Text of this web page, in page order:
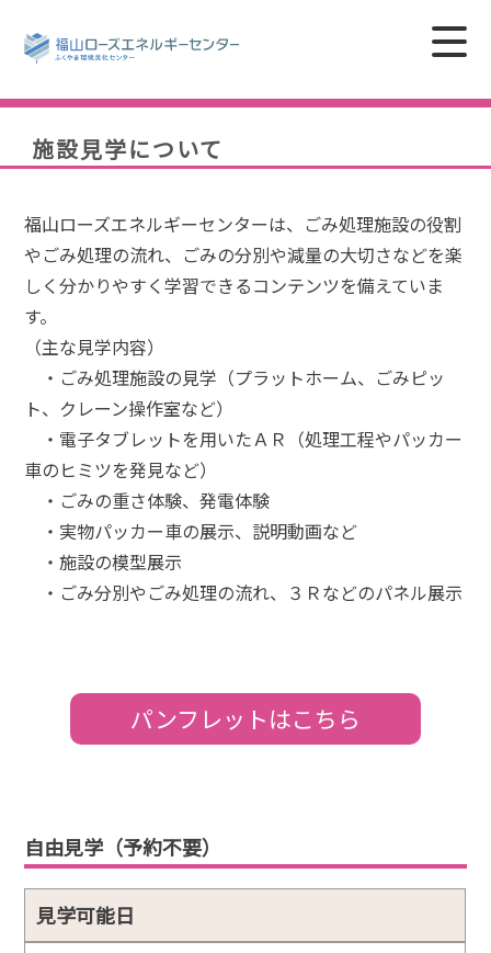
施設見学について
福山ローズエネルギーセンターは、ごみ処理施設の役割
やごみ処理の流れ、ごみの分別や減量の大切さなどを楽
しく分かりやすく学習できるコンテンツを備えていま
す。
（主な見学内容）
・ごみ処理施設の見学（プラットホーム、ごみピッ
ト、クレーン操作室など）
・電子タブレットを用いたＡＲ（処理工程やパッカー
車のヒミツを発見など）
・ごみの重さ体験、発電体験
・実物パッカー車の展示、説明動画など
・施設の模型展示
・ごみ分別やごみ処理の流れ、３Ｒなどのパネル展示
パンフレットはこちら
自由見学（予約不要）
見学可能日